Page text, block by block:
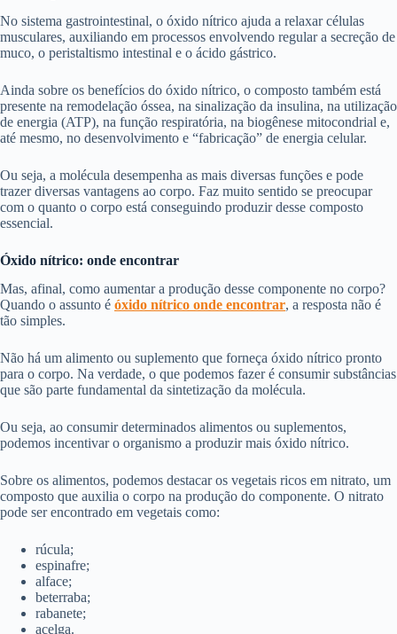
No sistema gastrointestinal, o óxido nítrico ajuda a relaxar células
musculares, auxiliando em processos envolvendo regular a secreção de
muco, o peristaltismo intestinal e o ácido gástrico.
Ainda sobre os benefícios do óxido nítrico, o composto também está
presente na remodelação óssea, na sinalização da insulina, na utilização
de energia (ATP), na função respiratória, na biogênese mitocondrial e,
até mesmo, no desenvolvimento e “fabricação” de energia celular.
Ou seja, a molécula desempenha as mais diversas funções e pode
trazer diversas vantagens ao corpo. Faz muito sentido se preocupar
com o quanto o corpo está conseguindo produzir desse composto
essencial.
Óxido nítrico: onde encontrar
Mas, afinal, como aumentar a produção desse componente no corpo?
Quando o assunto é óxido nítrico onde encontrar, a resposta não é
tão simples.
Não há um alimento ou suplemento que forneça óxido nítrico pronto
para o corpo. Na verdade, o que podemos fazer é consumir substâncias
que são parte fundamental da sintetização da molécula.
Ou seja, ao consumir determinados alimentos ou suplementos,
podemos incentivar o organismo a produzir mais óxido nítrico.
Sobre os alimentos, podemos destacar os vegetais ricos em nitrato, um
composto que auxilia o corpo na produção do componente. O nitrato
pode ser encontrado em vegetais como:
rúcula;
espinafre;
alface;
beterraba;
rabanete;
acelga.